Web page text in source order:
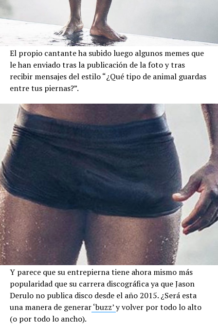
El propio cantante ha subido luego algunos memes que
le han enviado tras la publicación de la foto y tras
recibir mensajes del estilo “¿Qué tipo de animal guardas
entre tus piernas?”.
Y parece que su entrepierna tiene ahora mismo más
popularidad que su carrera discográfica ya que Jason
Derulo no publica disco desde el año 2015. ¿Será esta
una manera de generar‘buzz’y volver por todo lo alto
(o por todo lo ancho).